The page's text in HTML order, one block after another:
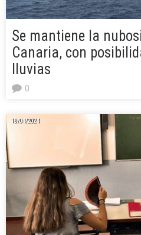
Se mantiene la
Canaria, con
lluvias
0
18/04/2024